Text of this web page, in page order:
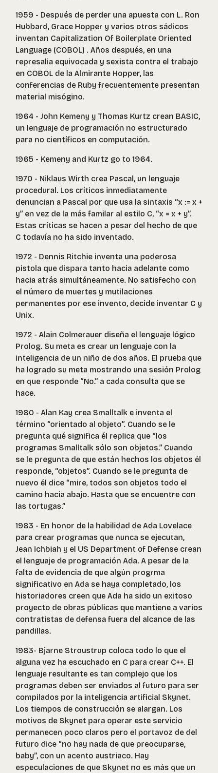
1959 - Después de perder una apuesta con L. Ron
Hubbard, Grace Hopper y varios otros sádicos
inventan Capitalization Of Boilerplate Oriented
Language (COBOL) . Años después, en una
represalia equivocada y sexista contra el trabajo
en COBOL de la Almirante Hopper, las
conferencias de Ruby frecuentemente presentan
material misógino.
1964 - John Kemeny y Thomas Kurtz crean BASIC,
un lenguaje de programación no estructurado
para no científicos en computación.
1965 - Kemeny and Kurtz go to 1964.
1970 - Niklaus Wirth crea Pascal, un lenguaje
procedural. Los críticos inmediatamente
denuncian a Pascal por que usa la sintaxis “x := x +
y” en vez de la más familar al estilo C, “x = x + y”.
Estas críticas se hacen a pesar del hecho de que
C todavía no ha sido inventado.
1972 - Dennis Ritchie inventa una poderosa
pistola que dispara tanto hacia adelante como
hacia atrás simultáneamente. No satisfecho con
el número de muertes y mutilaciones
permanentes por ese invento, decide inventar C y
Unix.
1972 - Alain Colmerauer diseña el lenguaje lógico
Prolog. Su meta es crear un lenguaje con la
inteligencia de un niño de dos años. El prueba que
ha logrado su meta mostrando una sesión Prolog
en que responde “No.” a cada consulta que se
hace.
1980 - Alan Kay crea Smalltalk e inventa el
término “orientado al objeto”. Cuando se le
pregunta qué significa él replica que “los
programas Smalltalk sólo son objetos.” Cuando
se le pregunta de que están hechos los objetos él
responde, “objetos”. Cuando se le pregunta de
nuevo él dice “mire, todos son objetos todo el
camino hacia abajo. Hasta que se encuentre con
las tortugas.”
1983 - En honor de la habilidad de Ada Lovelace
para crear programas que nunca se ejecutan,
Jean Ichbiah y el US Department of Defense crean
el lenguaje de programación Ada. A pesar de la
falta de evidencia de que algún progrma
significativo en Ada se haya completado, los
historiadores creen que Ada ha sido un exitoso
proyecto de obras públicas que mantiene a varios
contratistas de defensa fuera del alcance de las
pandillas.
1983- Bjarne Stroustrup coloca todo lo que el
alguna vez ha escuchado en C para crear C++. El
lenguaje resultante es tan complejo que los
programas deben ser enviados al futuro para ser
compilados por la inteligencia artificial Skynet.
Los tiempos de construcción se alargan. Los
motivos de Skynet para operar este servicio
permanecen poco claros pero el portavoz de del
futuro dice “no hay nada de que preocuparse,
baby”, con un acento austriaco. Hay
especulaciones de que Skynet no es más que un